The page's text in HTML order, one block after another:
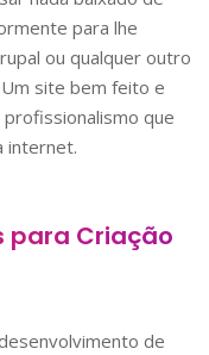
para lhe
ou qualquer outro
site bem feito e
que
internet.
para Criação
de